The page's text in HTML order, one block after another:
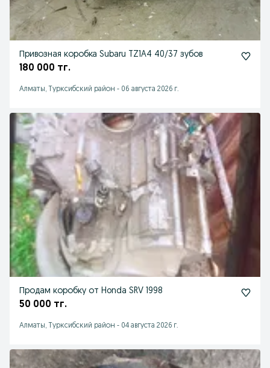
Привозная коробка Subaru TZ1A4 40/37 зубов
180 000 тг.
Алматы, Турксибский район - 06 августа 2026 г.
Продам коробку от Honda SRV 1998
50 000 тг.
Алматы, Турксибский район - 04 августа 2026 г.